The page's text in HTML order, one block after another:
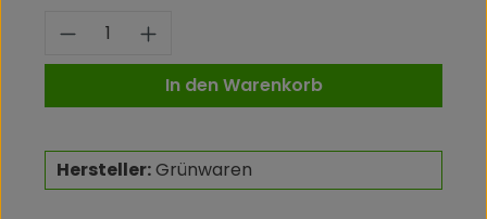
Produkt Anzahl: Gib den
In den Warenkorb
Hersteller:Grünwaren